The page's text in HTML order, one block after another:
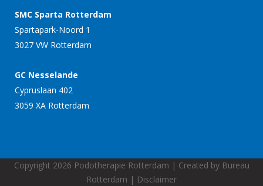
SMC Sparta Rotterdam
Spartapark-Noord 1
3027 VW Rotterdam
GC Nesselande
Cypruslaan 402
3059 XA Rotterdam
Copyright 2026 Podotherapie Rotterdam | Created by Bureau
Rotterdam | Disclaimer